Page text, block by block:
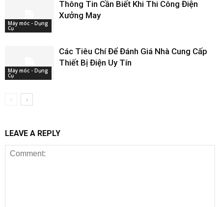
Máy móc - Dụng
Cụ
Thông Tin Cần Biết Khi Thi Công Điện
Xưởng May
Máy móc - Dụng
Cụ
Các Tiêu Chí Để Đánh Giá Nhà Cung Cấp
Thiết Bị Điện Uy Tín
LEAVE A REPLY